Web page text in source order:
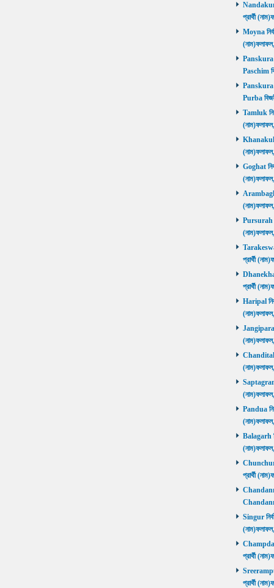
প্রার্থী
Moyna
Panskura
Paschim
Panskura
Purba
Tamluk
Khanakul
Goghat
Arambagh
Pursurah
প্রার্থী
Dhanekhali
প্রার্থী
Haripal
Jangipara
Chanditala
Saptagram
Pandua
Balagarh
Chunchura
প্রার্থী
Singur
প্রার্থী
প্রার্থী